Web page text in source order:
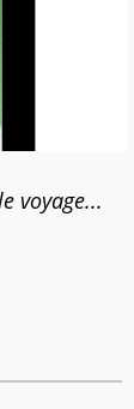
voyage...